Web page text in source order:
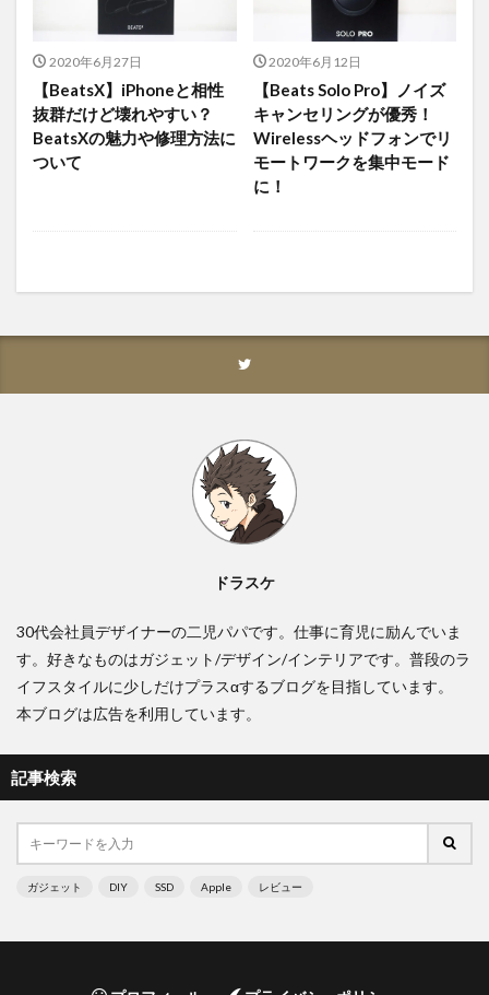
2020年6月27日
【BeatsX】iPhoneと相性
抜群だけど壊れやすい？
BeatsXの魅力や修理方法に
ついて
2020年6月12日
【Beats Solo Pro】ノイズ
キャンセリングが優秀！
Wirelessヘッドフォンでリ
モートワークを集中モード
に！
ドラスケ
30代会社員デザイナーの二児パパです。仕事に育児に励んでいま
す。好きなものはガジェット/デザイン/インテリアです。普段のラ
イフスタイルに少しだけプラスαするブログを目指しています。
本ブログは広告を利用しています。
記事検索
ガジェット DIY SSD Apple レビュー